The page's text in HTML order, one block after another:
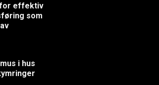
effektiv
som
i hus